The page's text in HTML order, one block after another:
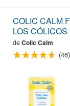
COLIC CALM
LOS
de Colic Calm
(46)